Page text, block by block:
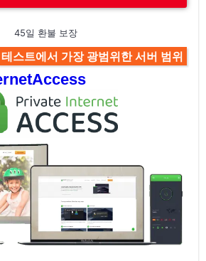
45일 환불 보장
테스트에서 가장 광범위한 서버 범위